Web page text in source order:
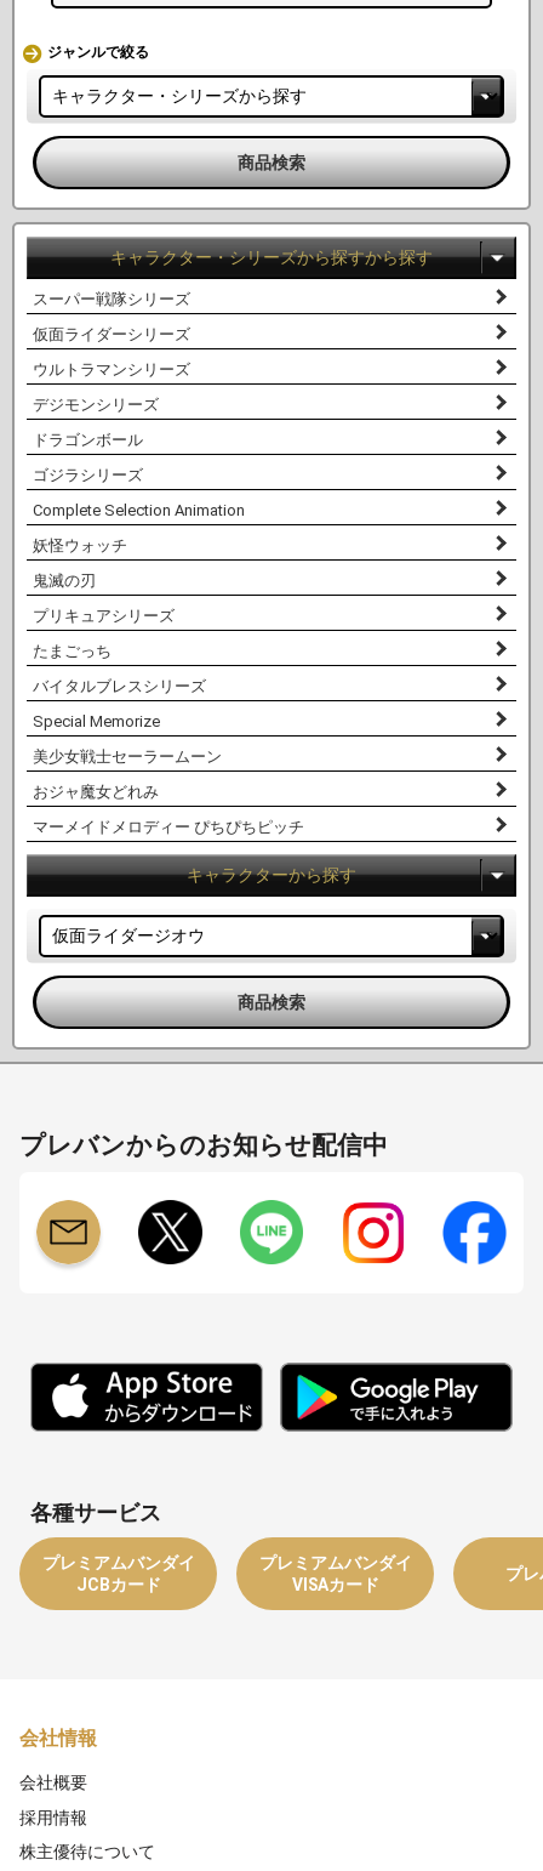
ジャンルで絞る
キャラクター・シリーズから探すから探す
スーパー戦隊シリーズ
仮面ライダーシリーズ
ウルトラマンシリーズ
デジモンシリーズ
ドラゴンボール
ゴジラシリーズ
Complete Selection Animation
妖怪ウォッチ
鬼滅の刃
プリキュアシリーズ
たまごっち
バイタルブレスシリーズ
Special Memorize
美少女戦士セーラームーン
おジャ魔女どれみ
マーメイドメロディー ぴちぴちピッチ
キャラクターから探す
プレバンからのお知らせ配信中
各種サービス
プレミアムバンダイ
JCBカード
プレミアムバンダイ
VISAカード
プ
会社情報
会社概要
採用情報
株主優待について